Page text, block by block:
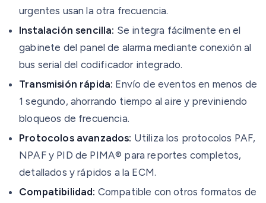
urgentes usan la otra frecuencia.
Instalación sencilla: Se integra fácilmente en el
gabinete del panel de alarma mediante conexión al
bus serial del codificador integrado.
Transmisión rápida: Envío de eventos en menos de
1 segundo, ahorrando tiempo al aire y previniendo
bloqueos de frecuencia.
Protocolos avanzados: Utiliza los protocolos PAF,
NPAF y PID de PIMA® para reportes completos,
detallados y rápidos a la ECM.
Compatibilidad: Compatible con otros formatos de